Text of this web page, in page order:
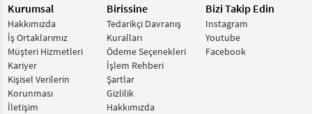
Kurumsal
Hakkımızda
İş Ortaklarımız
Müşteri Hizmetleri
Kariyer
Kişisel Verilerin
Korunması
İletişim
Birissine
Tedarikçi Davranış
Kuralları
Ödeme Seçenekleri
İşlem Rehberi
Şartlar
Gizlilik
Hakkımızda
Bizi Takip Edin
Instagram
Youtube
Facebook